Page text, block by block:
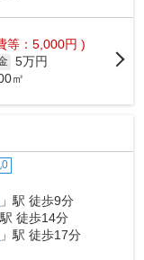
等：5,000円 )
5万円
㎡
0
」駅 徒歩9分
駅 徒歩14分
」駅 徒歩17分